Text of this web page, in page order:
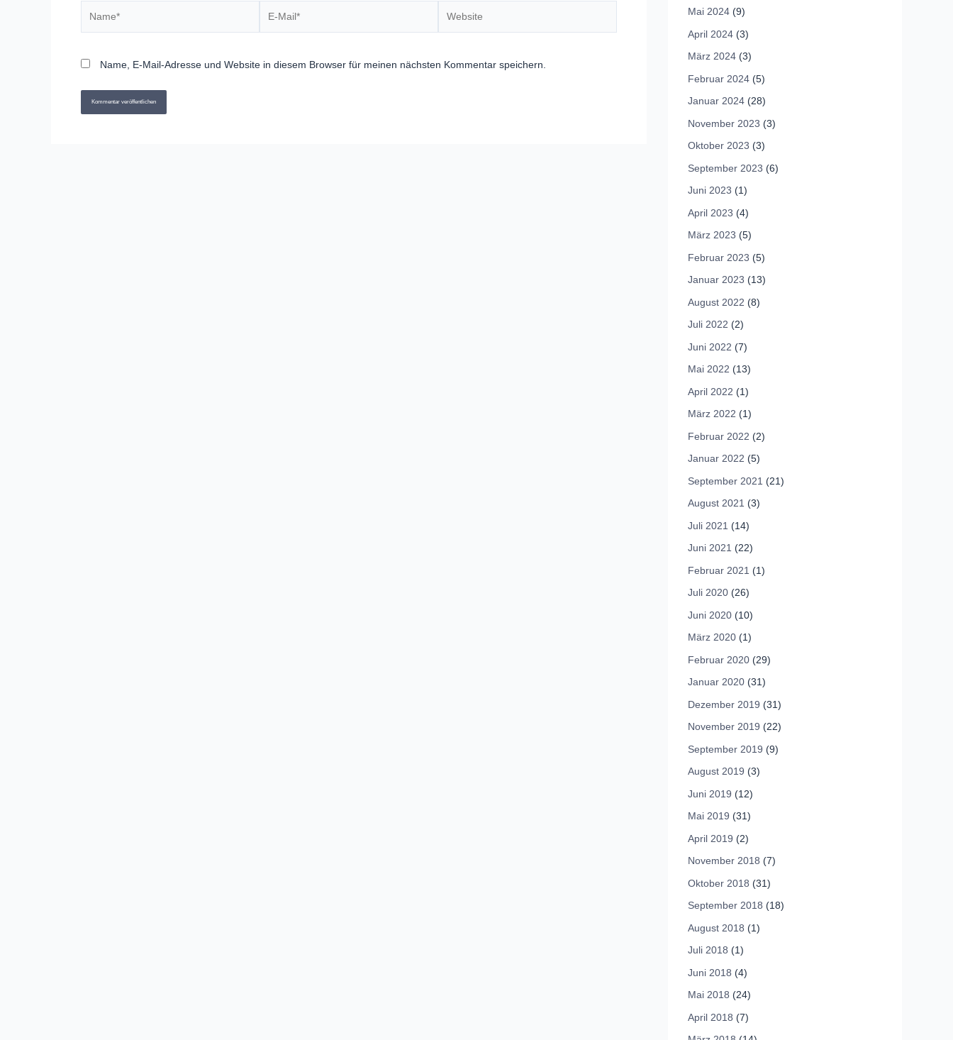
Mail*
Name, E-Mail-Adresse und Website in diesem Browser für meinen nächsten Kommentar speichern.
Mai 2024 (9)
April 2024 (3)
März 2024 (3)
Februar 2024 (5)
Januar 2024 (28)
November 2023 (3)
Oktober 2023 (3)
September 2023 (6)
Juni 2023 (1)
April 2023 (4)
März 2023 (5)
Februar 2023 (5)
Januar 2023 (13)
August 2022 (8)
Juli 2022 (2)
Juni 2022 (7)
Mai 2022 (13)
April 2022 (1)
März 2022 (1)
Februar 2022 (2)
Januar 2022 (5)
September 2021 (21)
August 2021 (3)
Juli 2021 (14)
Juni 2021 (22)
Februar 2021 (1)
Juli 2020 (26)
Juni 2020 (10)
März 2020 (1)
Februar 2020 (29)
Januar 2020 (31)
Dezember 2019 (31)
November 2019 (22)
September 2019 (9)
August 2019 (3)
Juni 2019 (12)
Mai 2019 (31)
April 2019 (2)
November 2018 (7)
Oktober 2018 (31)
September 2018 (18)
August 2018 (1)
Juli 2018 (1)
Juni 2018 (4)
Mai 2018 (24)
April 2018 (7)